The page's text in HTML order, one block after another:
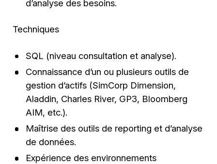
d’analyse des besoins.
Techniques
SQL (niveau consultation et analyse).
Connaissance d’un ou plusieurs outils de
gestion d’actifs (SimCorp Dimension,
Aladdin, Charles River, GP3, Bloomberg
AIM, etc.).
Maîtrise des outils de reporting et d’analyse
de données.
Expérience des environnements